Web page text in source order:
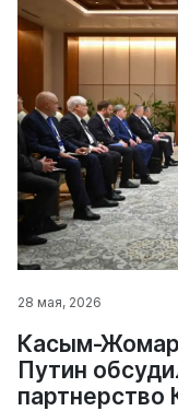
28 мая, 2026
Касым-
Путин
партнерство